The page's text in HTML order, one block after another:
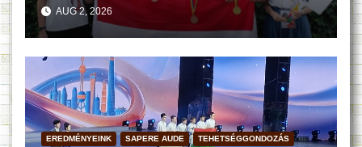
AUG 2, 2026
EREDMÉNYEINK SAPERE AUDE TEHETSÉGGONDOZÁS